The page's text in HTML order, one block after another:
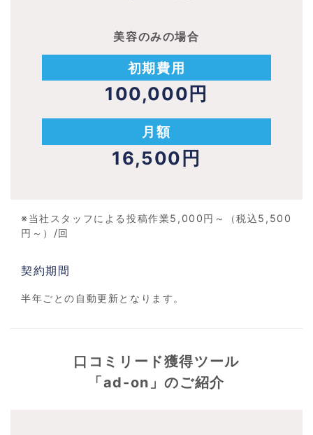
美容のみの場合
初期費用
100,000円
月額
16,500円
※当社スタッフによる投稿作業5,000円～（税込5,500
円～）/回
契約期間
半年ごとの自動更新となります。
口コミリード獲得ツール
「ad-on」のご紹介